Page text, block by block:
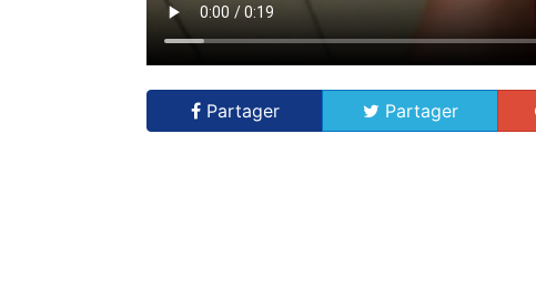
Partager Partager